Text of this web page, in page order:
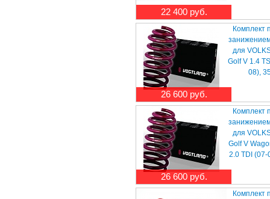
22 400 руб.
26 600 руб.
Комплект
для
Golf V 1.4
08),
26 600 руб.
Комплект
для
Golf V
2.0 TDI
Комплект